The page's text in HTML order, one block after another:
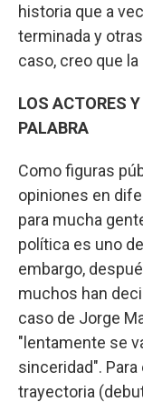
historia que a
terminada y
caso, creo que
LOS ACTORES
PALABRA
Como figuras
opiniones en
para mucha
política es uno
embargo,
muchos han
caso de Jorge
"lentamente se
sinceridad".
trayectoria